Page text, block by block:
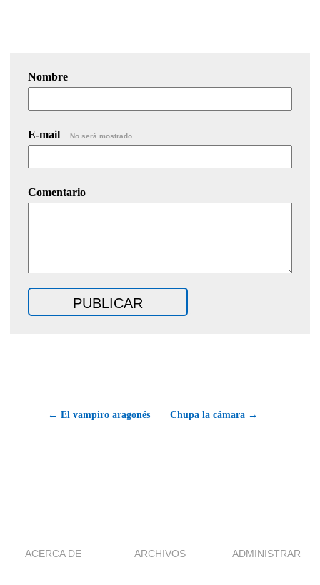
Nombre
E-mail No será mostrado.
Comentario
← El vampiro aragonés Chupa la cámara →
ACERCA DE ARCHIVOS ADMINISTRAR